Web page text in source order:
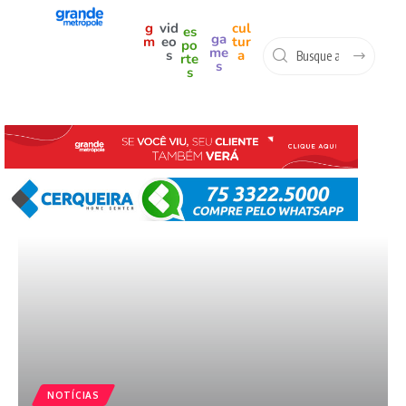
g
m
vid
eo
s
es
po
rte
s
ga
me
s
cul
tur
a
NOTÍCIAS